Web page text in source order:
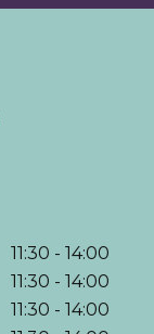
11:30 - 14:00
11:30 - 14:00
11:30 - 14:00